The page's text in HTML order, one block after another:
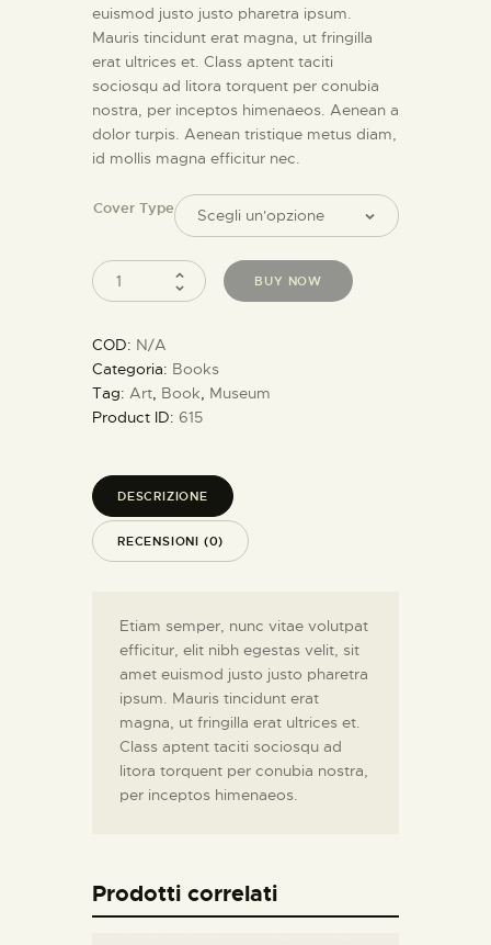
euismod justo justo pharetra ipsum.
Mauris tincidunt erat magna, ut fringilla
erat ultrices et. Class aptent taciti
sociosqu ad litora torquent per conubia
nostra, per inceptos himenaeos. Aenean a
dolor turpis. Aenean tristique metus diam,
id mollis magna efficitur nec.
Cover Type
BUY NOW
COD: N/A
Categoria: Books
Tag: Art, Book, Museum
Product ID: 615
DESCRIZIONE
RECENSIONI (0)
Etiam semper, nunc vitae volutpat
efficitur, elit nibh egestas velit, sit
amet euismod justo justo pharetra
ipsum. Mauris tincidunt erat
magna, ut fringilla erat ultrices et.
Class aptent taciti sociosqu ad
litora torquent per conubia nostra,
per inceptos himenaeos.
Prodotti correlati